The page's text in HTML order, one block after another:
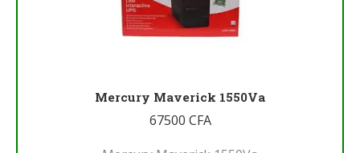
Mercury Maverick 1550Va
67500 CFA